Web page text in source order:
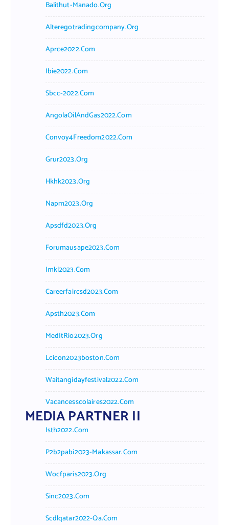
Balithut-Manado.org
Alteregotradingcompany.org
Aprce2022.com
Ibie2022.com
Sbcc-2022.com
AngolaOilAndGas2022.com
Convoy4Freedom2022.com
Grur2023.org
Hkhk2023.org
Napm2023.org
Apsdfd2023.org
Forumausape2023.com
Imkl2023.com
Careerfaircsd2023.com
Apsth2023.com
MedItRio2023.org
Lcicon2023boston.com
Waitangidayfestival2022.com
Vacancesscolaires2022.com
MEDIA PARTNER II
Isth2022.com
P2b2pabi2023-Makassar.com
Wocfparis2023.org
Sinc2023.com
Scdlqatar2022-Qa.com